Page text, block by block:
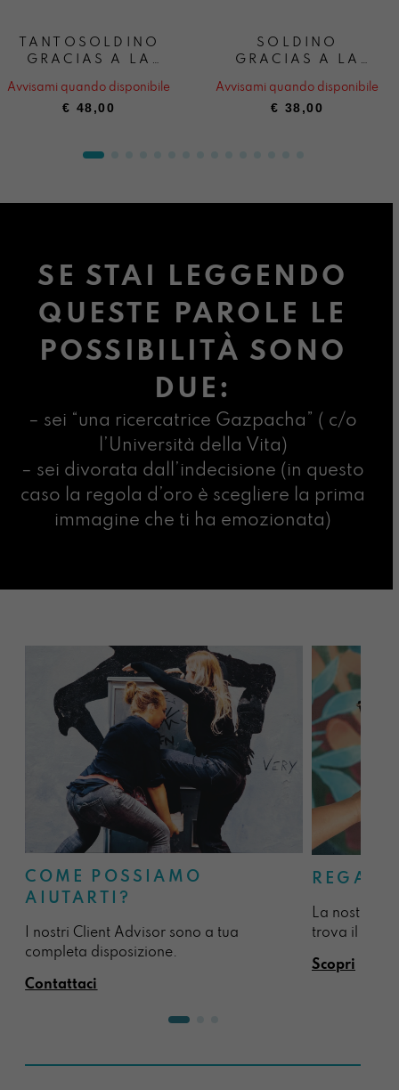
TANTOSOLDINO
GRACIAS A LA
Avvisami quando disponibile
€ 48,00
SOLDINO
GRACIAS A LA
Avvisami quando disponibile
€ 38,00
SE STAI LEGGENDO
QUESTE PAROLE LE
POSSIBILITÀ SONO
DUE:
– sei “una ricercatrice Gazpacha” ( c/o
l’Università della Vita)
– sei divorata dall’indecisione (in questo
caso la regola d’oro è scegliere la prima
immagine che ti ha emozionata)
COME POSSIAMO
AIUTARTI?
I nostri Client Advisor sono a tua
completa disposizione.
Contattaci
La nostra
trova il
Scopri